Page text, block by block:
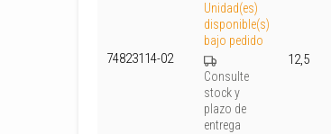
74823114-02
Unidad(es)
disponible(s)
bajo pedido
Consulte
stock y
plazo de
entrega
12,5